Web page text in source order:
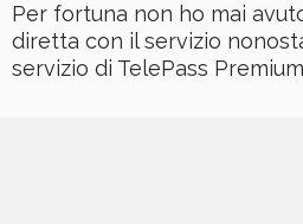
Per fortuna non ho mai
diretta con il servizio
servizio di TelePass